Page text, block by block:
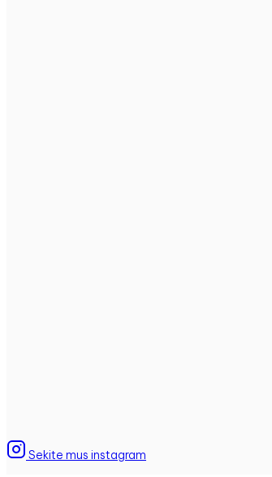
Sekite mus instagram